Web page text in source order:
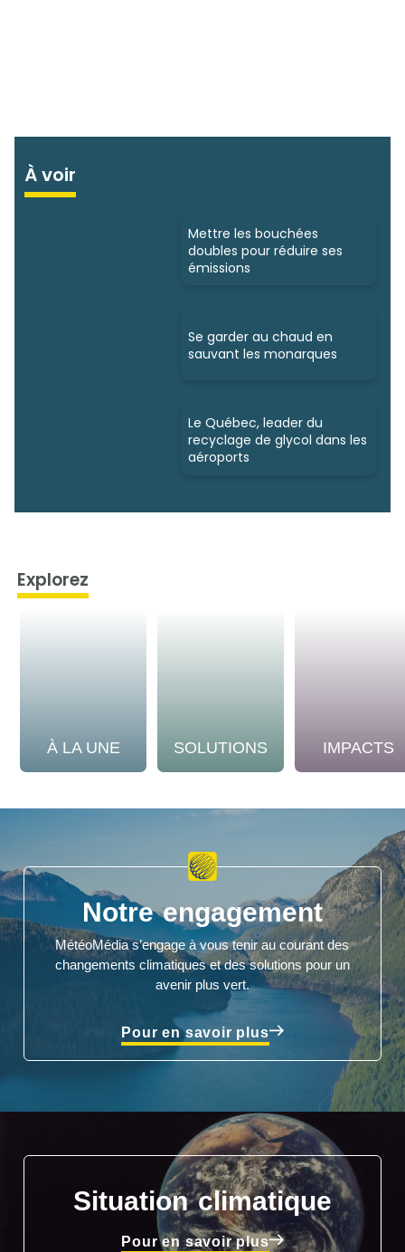
À voir
Mettre les bouchées
doubles pour réduire ses
émissions
Se garder au chaud en
sauvant les monarques
Le Québec, leader du
recyclage de glycol dans les
aéroports
Explorez
À LA UNE SOLUTIONS IMPACTS
Notre engagement
MétéoMédia s’engage à vous tenir au courant des
changements climatiques et des solutions pour un
avenir plus vert.
Pour en savoir plus
Situation climatique
Pour en savoir plus